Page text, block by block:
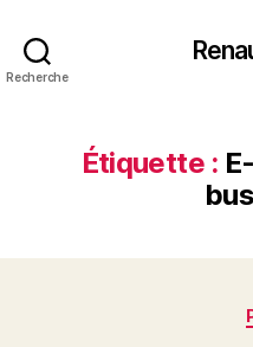
Recherche
Étiquette :